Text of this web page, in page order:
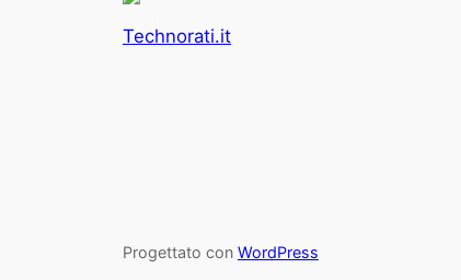
Technorati.it
Progettato con WordPress